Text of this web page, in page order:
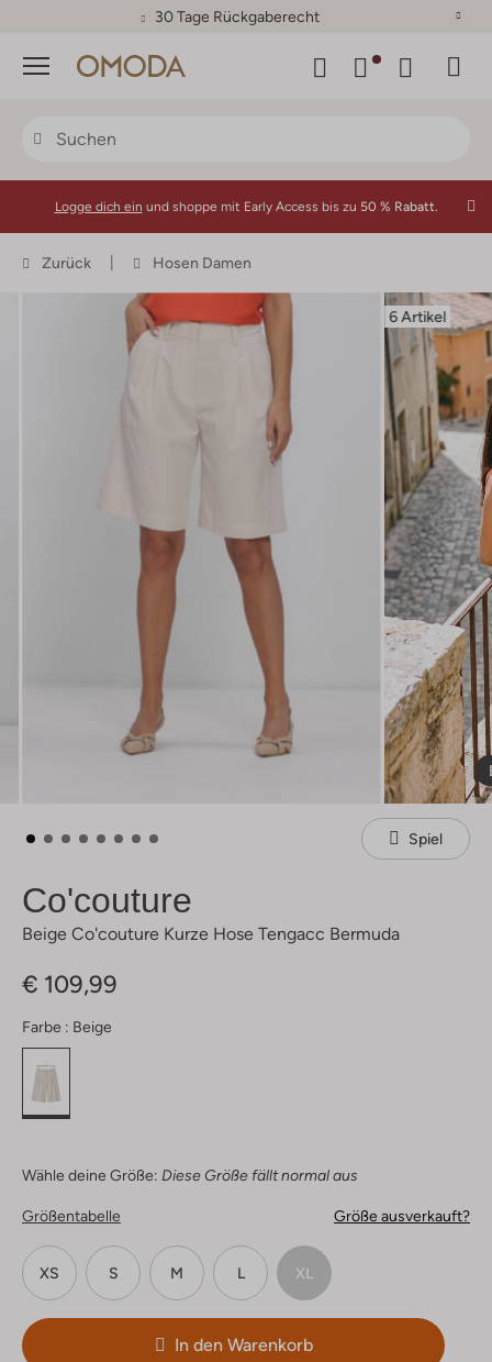
30 Tage Rückgaberecht
Menü
Logge dich ein und shoppe mit Early Access bis zu 50 % Rabatt.
Zurück Hosen Damen
6 Artikel
Spiel
Co'couture
Beige Co'couture Kurze Hose Tengacc Bermuda
€ 109,99
Farbe : Beige
Wähle deine Größe: Diese Größe fällt normal aus
Größentabelle Größe ausverkauft?
XS S M L XL
In den Warenkorb